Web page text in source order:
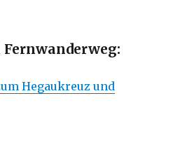
Hegaukreuz und